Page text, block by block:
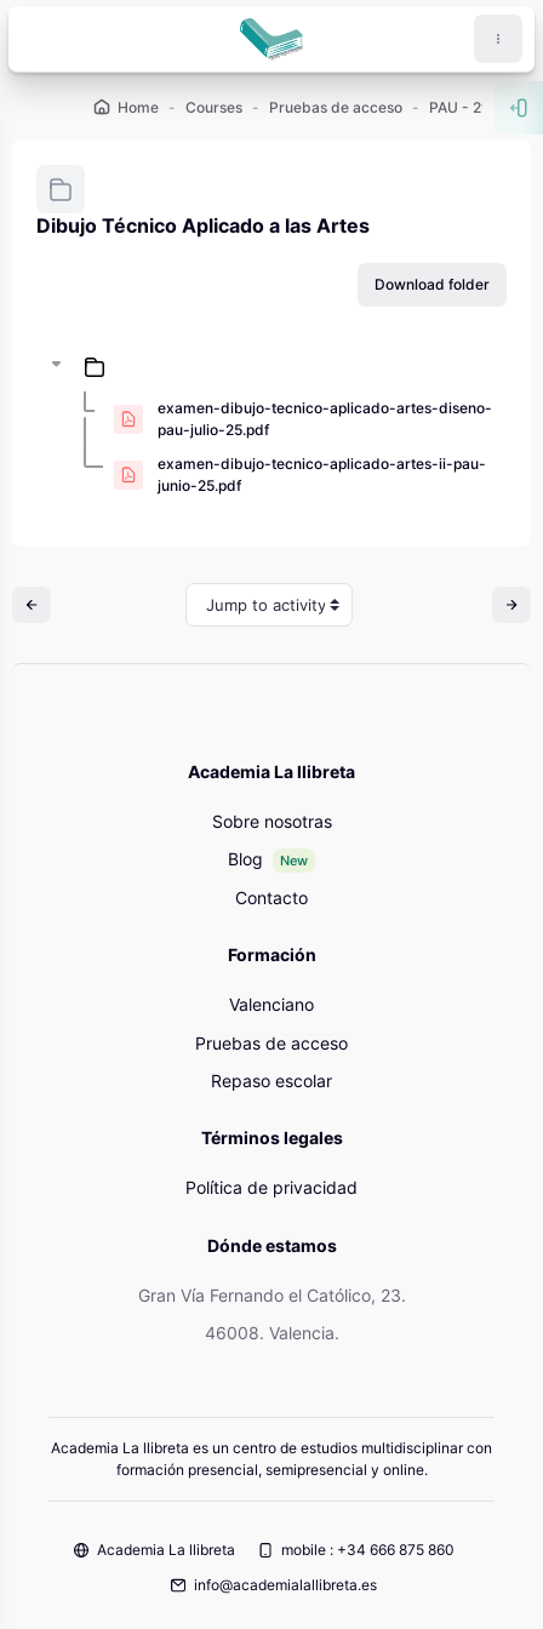
Home Courses Pruebas de acceso PAU - 2º de
Dibujo Técnico Aplicado a las Artes
Download folder
examen-dibujo-tecnico-aplicado-artes-diseno-
pau-julio-25.pdf
examen-dibujo-tecnico-aplicado-artes-ii-pau-
junio-25.pdf
Jump to activity
Academia La llibreta
Sobre nosotras
Blog
New
Contacto
Formación
Valenciano
Pruebas de acceso
Repaso escolar
Términos legales
Política de privacidad
Dónde estamos
Gran Vía Fernando el Católico, 23.
46008. Valencia.
Academia La llibreta es un centro de estudios multidisciplinar con
formación presencial, semipresencial y online.
Academia La llibreta
mobile : +34 666 875 860
info@academialallibreta.es